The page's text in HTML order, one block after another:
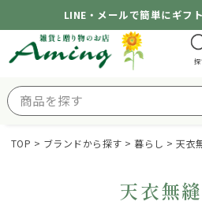
LINE・メールで簡単にギフ
探
TOP ブランドから探す 暮らし 天衣
天衣無縫